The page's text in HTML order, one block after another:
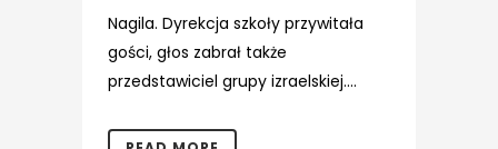
Nagila. Dyrekcja szkoły przywitała
gości, głos zabrał także
przedstawiciel grupy izraelskiej....